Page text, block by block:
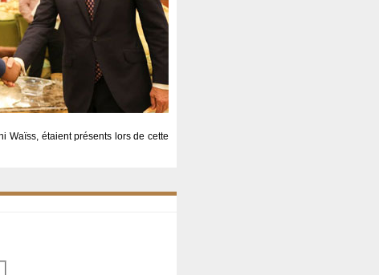
Waïss, étaient présents lors de cette